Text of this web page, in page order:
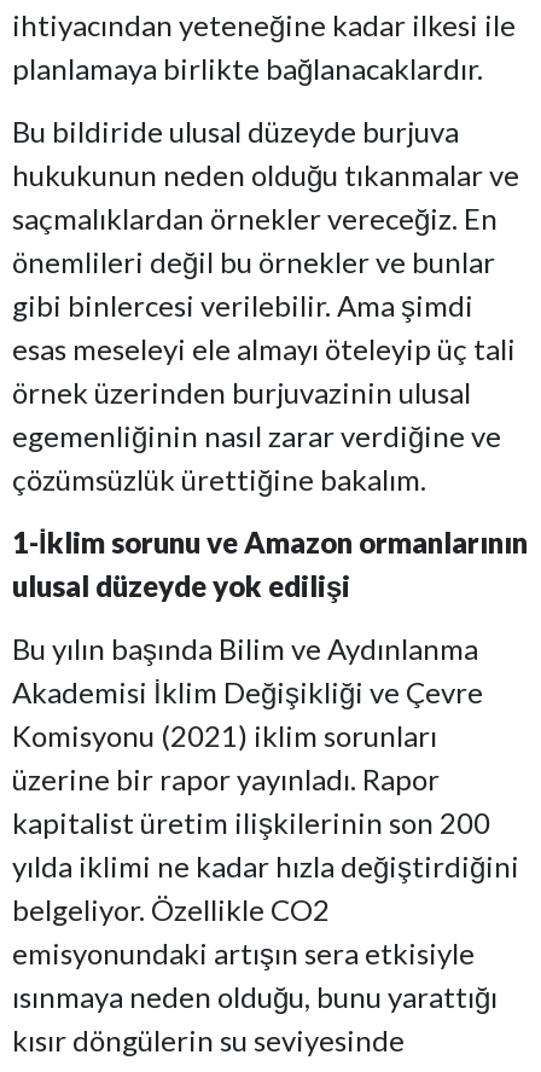
ihtiyacından yeteneğine kadar ilkesi ile
planlamaya birlikte bağlanacaklardır.
Bu bildiride ulusal düzeyde burjuva
hukukunun neden olduğu tıkanmalar ve
saçmalıklardan örnekler vereceğiz. En
önemlileri değil bu örnekler ve bunlar
gibi binlercesi verilebilir. Ama şimdi
esas meseleyi ele almayı öteleyip üç tali
örnek üzerinden burjuvazinin ulusal
egemenliğinin nasıl zarar verdiğine ve
çözümsüzlük ürettiğine bakalım.
1-İklim sorunu ve Amazon ormanlarının
ulusal düzeyde yok edilişi
Bu yılın başında Bilim ve Aydınlanma
Akademisi İklim Değişikliği ve Çevre
Komisyonu (2021) iklim sorunları
üzerine bir rapor yayınladı. Rapor
kapitalist üretim ilişkilerinin son 200
yılda iklimi ne kadar hızla değiştirdiğini
belgeliyor. Özellikle CO2
emisyonundaki artışın sera etkisiyle
ısınmaya neden olduğu, bunu yarattığı
kısır döngülerin su seviyesinde